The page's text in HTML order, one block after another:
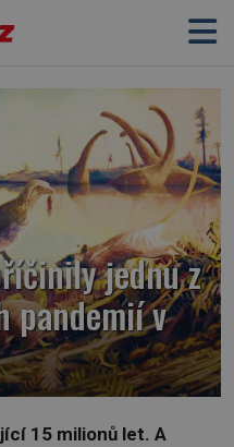
jednu z
pandemií v
15 milionů let. A